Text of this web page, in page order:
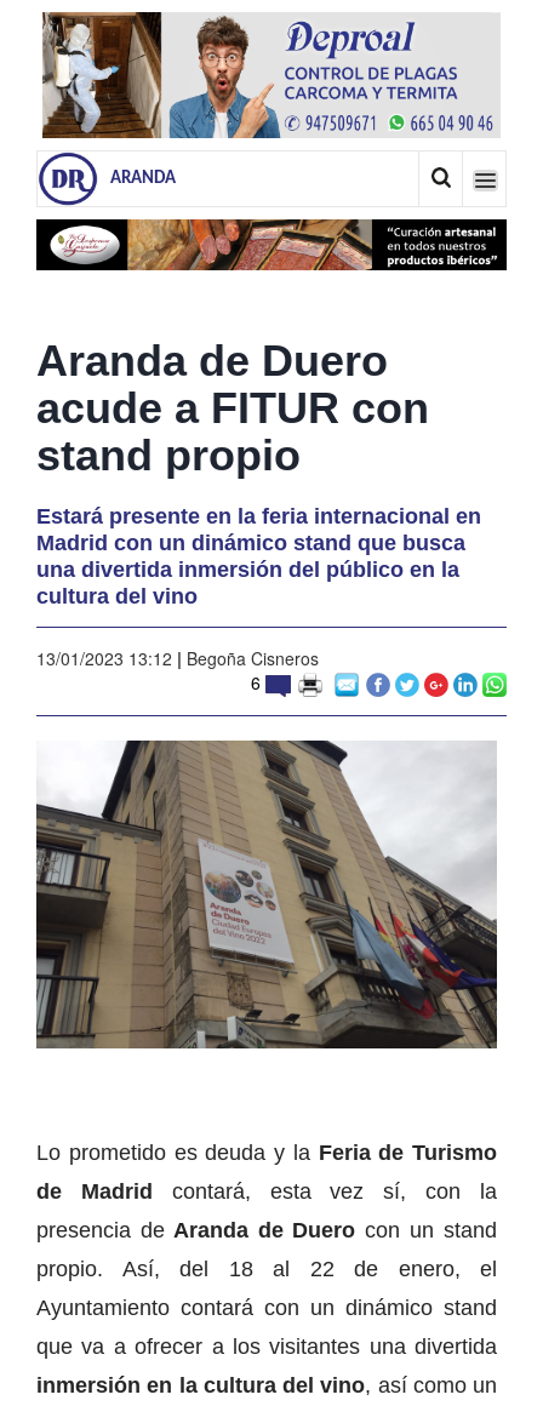
ARANDA
Aranda de Duero
acude a FITUR con
stand propio
Estará presente en la feria internacional en
Madrid con un dinámico stand que busca
una divertida inmersión del público en la
cultura del vino
13/01/2023 13:12 | Begoña Cisneros
6
Lo prometido es deuda y la Feria de Turismo
de Madrid contará, esta vez sí, con la
presencia deAranda de Duero con un stand
propio. Así, del 18 al 22 de enero, el
Ayuntamiento contará con un dinámico stand
que va a ofrecer a los visitantes una divertida
inmersión en la cultura del vino, así como un